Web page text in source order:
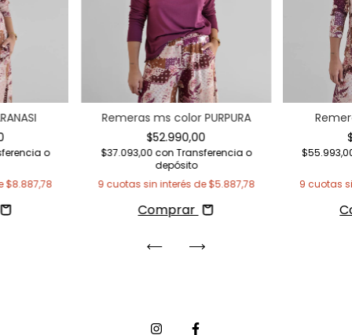
o
$8.887,78
Remeras ms color PURPURA
$52.990,00
$37.093,00 conTransferencia o
depósito
9 cuotas sin interés de$5.887,78
Comprar
9 cuotas